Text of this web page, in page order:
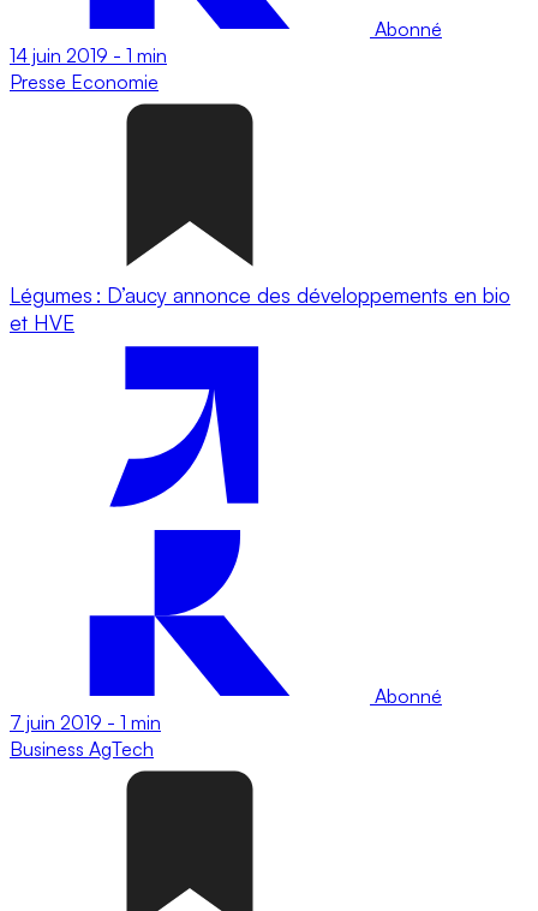
Abonné
14 juin 2019 - 1 min
Presse Economie
Légumes : D’aucy annonce des développements en bio
et HVE
Abonné
7 juin 2019 - 1 min
Business AgTech